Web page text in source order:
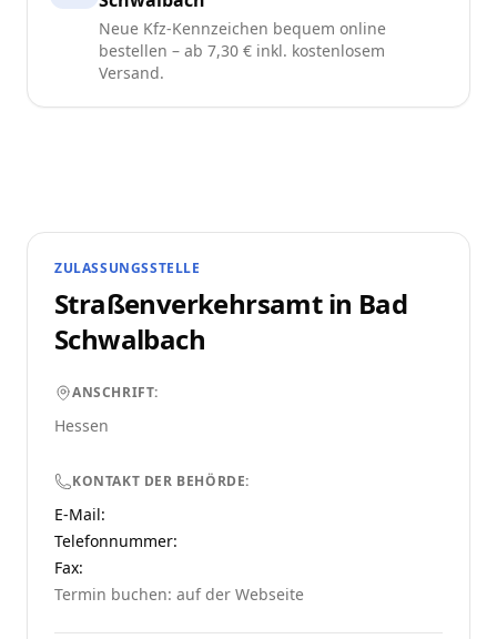
Neue Kfz-Kennzeichen bequem online
bestellen – ab 7,30 € inkl. kostenlosem
Versand.
ZULASSUNGSSTELLE
Straßenverkehrsamt in Bad
Schwalbach
ANSCHRIFT:
Hessen
KONTAKT DER BEHÖRDE:
E-Mail:
Telefonnummer:
Fax:
Termin buchen: auf der Webseite